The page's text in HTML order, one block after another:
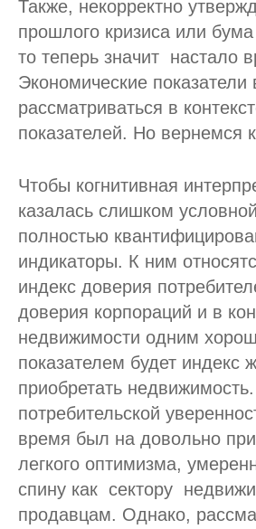
Также, некорректно
прошлого кризиса или
то теперь значит настало
Экономические
рассматриваться в
показателей. Но вернемся
Чтобы когнитивная
казалась слишком
полностью
индикаторы. К ним
индекс доверия
доверия корпораций и в
недвижимости одним
показателем будет индекс
приобретать
потребительской
время был на довольно
легкого оптимизма,
спину как сектору
продавцам. Однако,